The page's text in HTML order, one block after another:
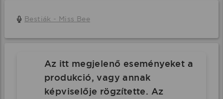
Bestiák - Miss Bee
Az itt megjelenő eseményeket a
produkció, vagy annak
képviselője rögzítette. Az